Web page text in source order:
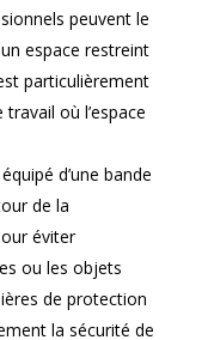
peuvent le
espace restreint
particulièrement
où l’espace
d’une bande
de la
éviter
ou les objets
de protection
la sécurité de